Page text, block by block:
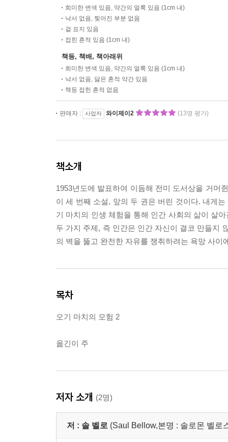
희미한 변색 있음, 약간의 얼룩 있음 (1cm 내)
낙서 없음, 찢어진 부분 없음
겉 표지 있음
접힌 흔적 있음 (1cm 내)
책등, 책배, 책아래위
희미한 변색 있음, 약간의 얼룩 있음 (1cm 내)
낙서 없음, 닳은 흔적 약간 있음
책등 접힌 흔적 없음
판매자 : 사업자 와이제이2 (13명 평가)
책소개
1953년도에 발표하여 이듬해 전미 도서상을 거머
이 세 번째 소설, 앞의 두 권은 버린 것이다. 내게
기 마치의 인생 체험을 통해 인간 사회의 삶이 살
두 가지 주제, 즉 인간은 인간 자신이 결코 만들지
의 벽을 뚫고 완전한 자유를 쟁취하려는 욕망 사
목차
오기 마치의 모험 2
옮긴이 주
저자 소개 (2명)
저 : 솔 벨로 (Saul Bellow,본명 : 솔로몬 벨로